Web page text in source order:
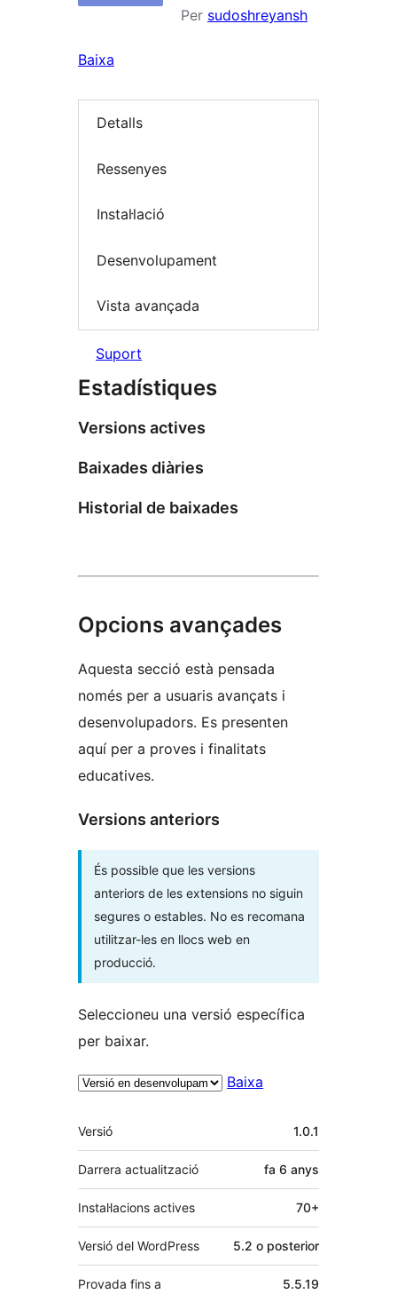
Per sudoshreyansh
Baixa
Detalls
Ressenyes
Instal·lació
Desenvolupament
Vista avançada
Suport
Estadístiques
Versions actives
Baixades diàries
Historial de baixades
Opcions avançades
Aquesta secció està pensada
només per a usuaris avançats i
desenvolupadors. Es presenten
aquí per a proves i finalitats
educatives.
Versions anteriors
És possible que les versions
anteriors de les extensions no siguin
segures o estables. No es recomana
utilitzar-les en llocs web en
producció.
Seleccioneu una versió específica
per baixar.
Baixa
Meta
Versió 1.0.1
Darrera actualització fa 6 anys
Instal·lacions actives 70+
Versió del WordPress 5.2 o posterior
Provada fins a 5.5.19